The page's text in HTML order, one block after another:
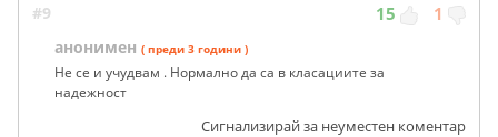
#9 15 1
анонимен ( преди 3 години )
Не се и учудвам . Нормално да са в класациите за
надежност
Сигнализирай за неуместен коментар